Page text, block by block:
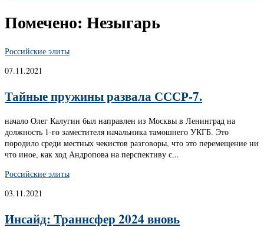
Помечено: Незыгарь
Российские элиты
07.11.2021
Тайные пружины развала СССР-7.
начало Олег Калугин был направлен из Москвы в Ленинград на
должность 1-го заместителя начальника тамошнего УКГБ. Это
породило среди местных чекистов разговоры, что это перемещение ни
что иное, как ход Андропова на перспективу с...
Российские элиты
03.11.2021
Инсайд: Траннсфер 2024 вновь